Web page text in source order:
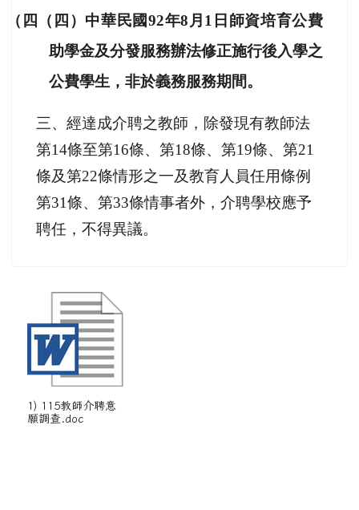
（四（四）中華民國92年8月1日師資培育公費
助學金及分發服務辦法修正施行後入學之
公費學生，非於義務服務期間。
三、經達成介聘之教師，除發現有教師法
第14條至第16條、第18條、第19條、第21
條及第22條情形之一及教育人員任用條例
第31條、第33條情事者外，介聘學校應予
聘任，不得異議。
1) 115教師介聘意
願調查.doc